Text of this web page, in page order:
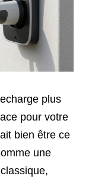
plus
pour votre
bien être ce
une